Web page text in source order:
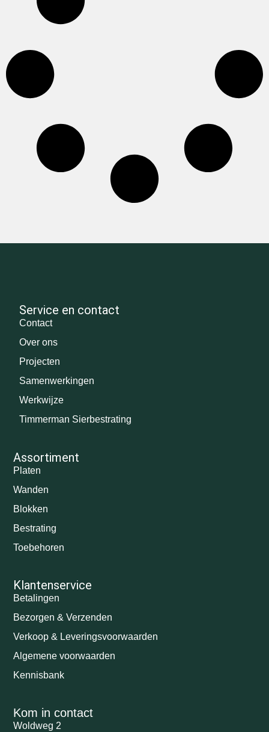
Service en contact
Contact
Over ons
Projecten
Samenwerkingen
Werkwijze
Timmerman Sierbestrating
Assortiment
Platen
Wanden
Blokken
Bestrating
Toebehoren
Klantenservice
Betalingen
Bezorgen & Verzenden
Verkoop & Leveringsvoorwaarden
Algemene voorwaarden
Kennisbank
Kom in contact
Woldweg 2